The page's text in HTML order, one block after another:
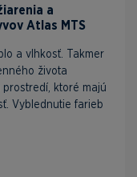
a
Atlas MTS
a vlhkosť. Takmer
života
ktoré majú
Vyblednutie farieb